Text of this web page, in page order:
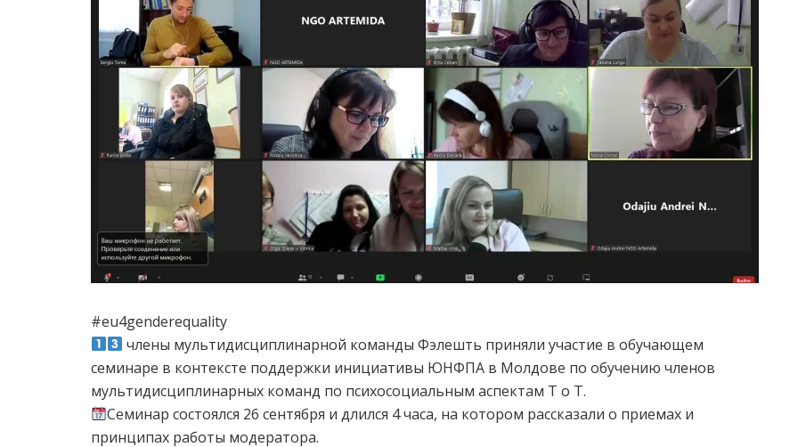
#eu4genderequality
члены мультидисциплинарной команды Фэлешть приняли участие в обучающем
семинаре в контексте поддержки инициативы ЮНФПА в Молдове по обучению членов
мультидисциплинарных команд по психосоциальным аспектам Т о Т.
Семинар состоялся 26 сентября и длился 4 часа, на котором рассказали о приемах и
принципах работы модератора.